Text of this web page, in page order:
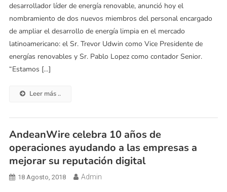
desarrollador líder de energía renovable, anunció hoy el
nombramiento de dos nuevos miembros del personal encargado
de ampliar el desarrollo de energía limpia en el mercado
latinoamericano: el Sr. Trevor Udwin como Vice Presidente de
energías renovables y Sr. Pablo Lopez como contador Senior.
“Estamos […]
Leer más ..
AndeanWire celebra 10 años de
operaciones ayudando a las empresas a
mejorar su reputación digital
18 Agosto, 2018 Admin